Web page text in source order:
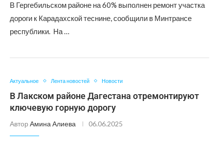
В Гергебильском районе на 60% выполнен ремонт участка
дороги к Карадахской теснине, сообщили в Минтрансе
республики. На …
Актуальное Лента новостей Новости
В Лакском районе Дагестана отремонтируют
ключевую горную дорогу
Автор Амина Алиева 06.06.2025